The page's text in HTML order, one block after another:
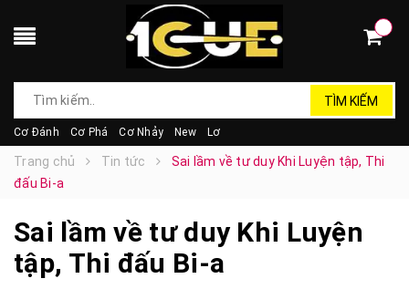
TÌM KIẾM
Cơ Đánh Cơ Phá Cơ Nhảy New Lơ
Trang chủ Tin tức
Sai lầm về tư duy Khi Luyện tập, Thi
đấu Bi-a
Sai lầm về tư duy Khi Luyện
tập, Thi đấu Bi-a